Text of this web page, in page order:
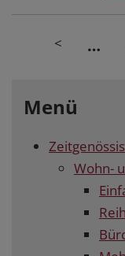
< …
Menü
Wohn-